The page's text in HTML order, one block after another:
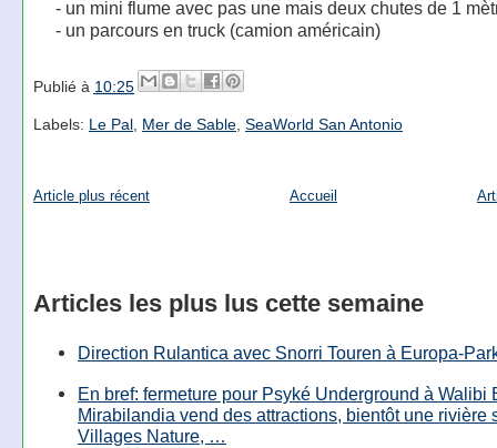
- un mini flume avec pas une mais deux chutes de 1
- un parcours en truck (camion américain)
Publié à 10:25
Labels: Le Pal, Mer de Sable, SeaWorld San Antonio
Article plus récent Accueil
Articles les plus lus cette semaine
Direction Rulantica avec Snorri Touren à Europa-
En bref: fermeture pour Psyké Underground à Walibi
Mirabilandia vend des attractions, bientôt une rivière
Villages Nature, …